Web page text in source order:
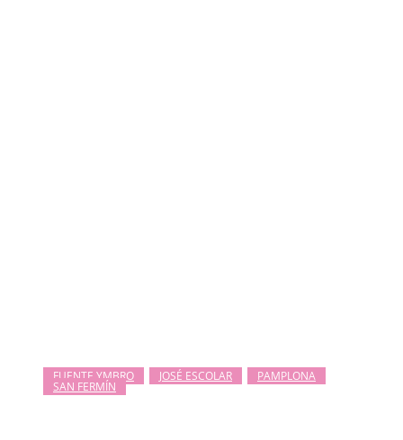
FUENTE YMBRO JOSÉ ESCOLAR PAMPLONA
SAN FERMÍN